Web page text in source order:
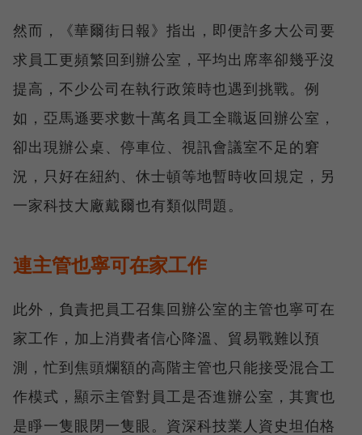
然而，《華爾街日報》指出，即便許多大公司要
求員工更頻繁回到辦公室，平均出席率卻幾乎沒
提高，不少公司在執行政策時也遇到挑戰。例
如，亞馬遜要求數十萬名員工全職返回辦公室，
卻出現辦公桌、停車位、視訊會議室不足的窘
況，只好在紐約、休士頓等地暫時收回規定，另
一家科技大廠戴爾也有類似問題。
連主管也寧可在家工作
此外，負責把員工召集回辦公室的主管也寧可在
家工作，加上消費者信心降溫、貿易戰難以預
測，忙到焦頭爛額的高階主管也只能接受混合工
作模式，顯示主管對員工是否進辦公室，其實也
是睜一隻眼閉一隻眼。資深科技業人資史坦伯格